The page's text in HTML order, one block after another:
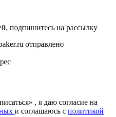
подпишитесь на рассылку
отправлено
, я даю согласие на
и соглашаюсь c политикой